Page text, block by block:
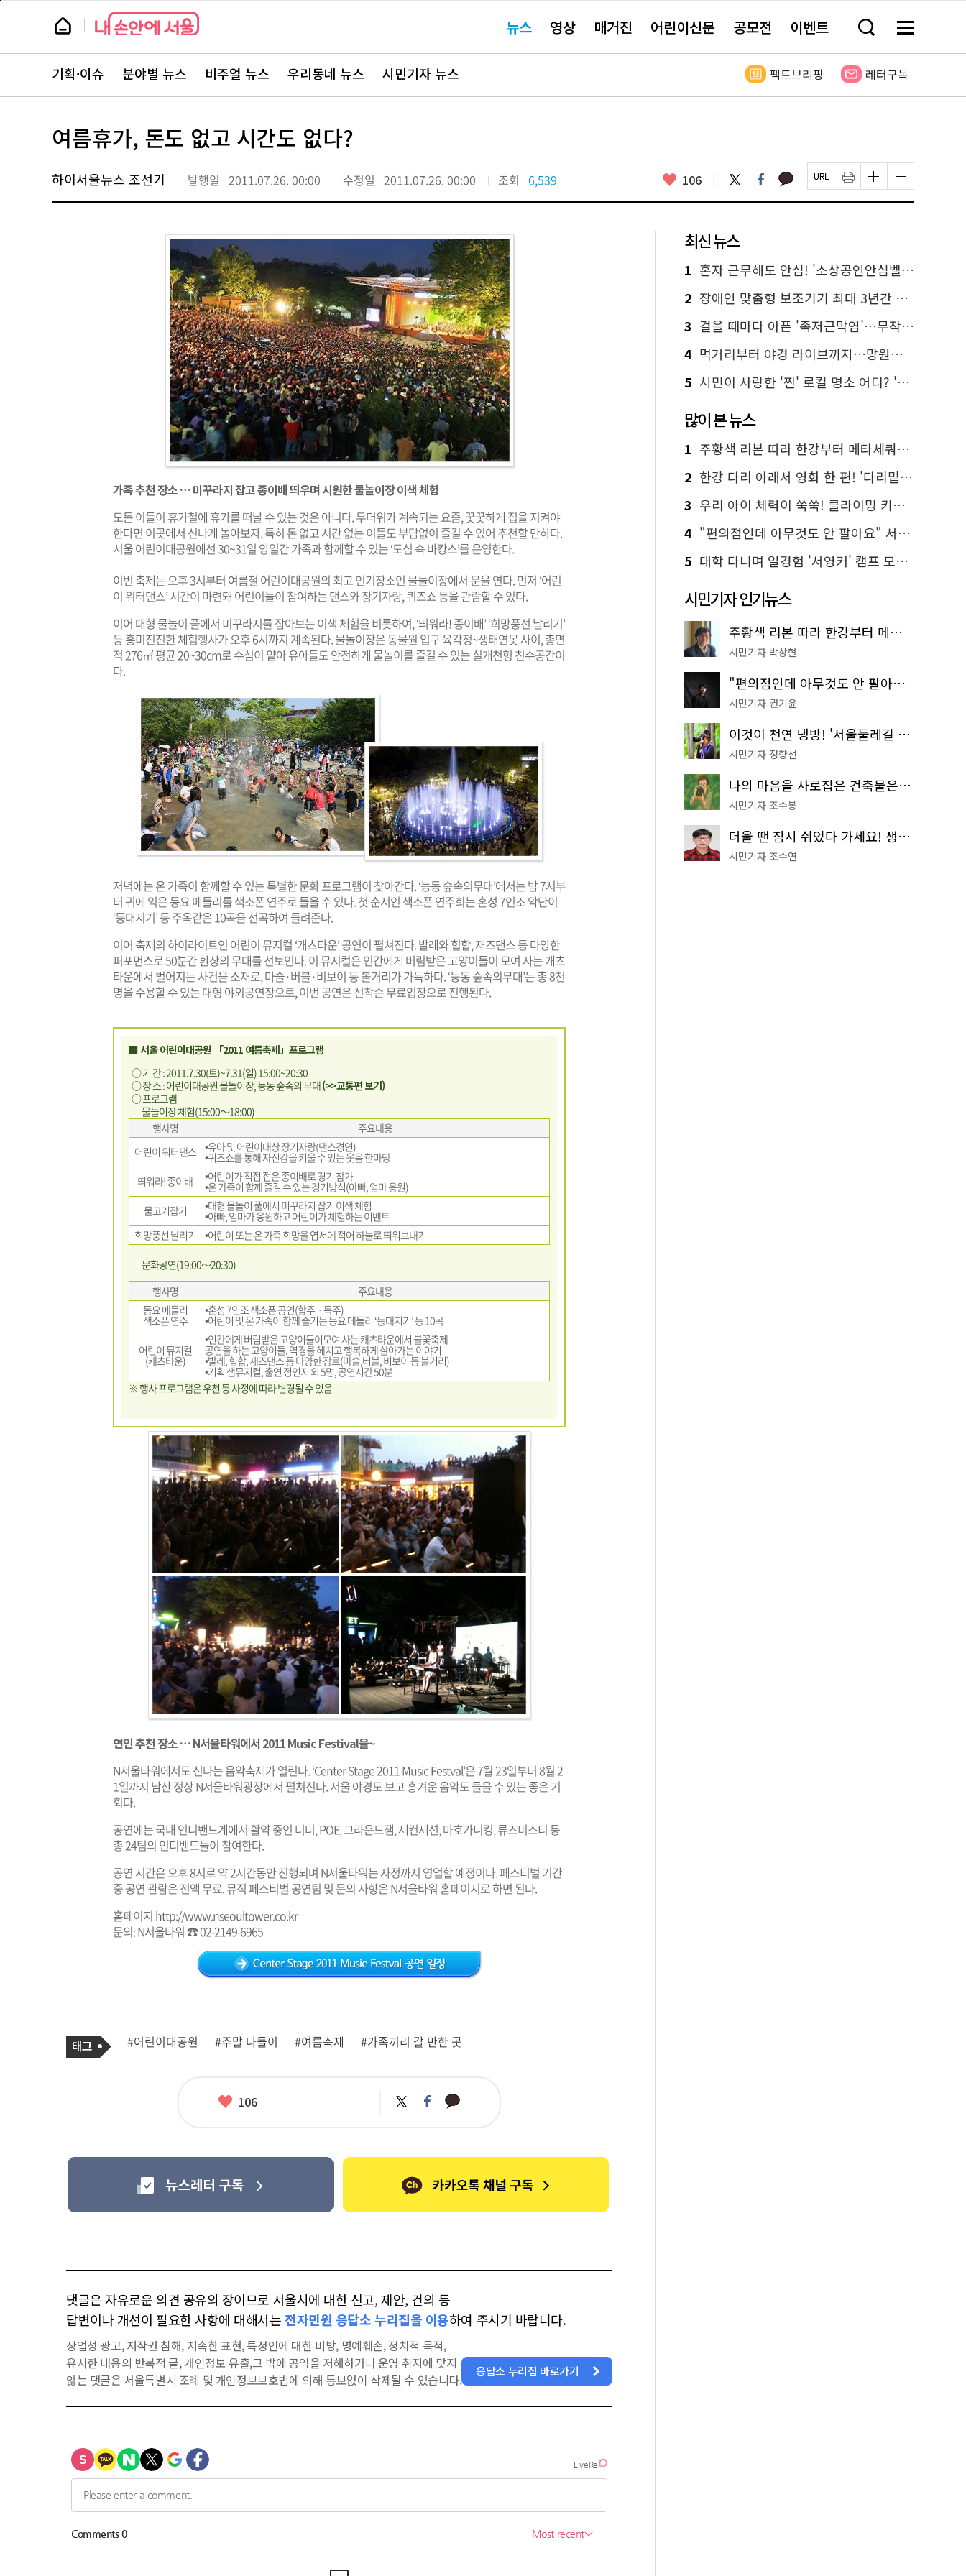
본
뉴
스 요뉴스 영상 매거진 어린이신문 공모전 이벤트 검
창
기
메
전
보
뉴
스
주
서
바
로
기획·이슈 분야별 뉴스 비주얼 뉴스 우리동네 뉴스 시민기자 뉴스 팩트브리핑 레터구독
여름휴가, 돈도 없고 시간도 없다?
하이서울뉴스 조선기 발행일 2011.07.26. 00:00 수정일 2011.07.26. 00:00 조회 6,539 좋
요
106 트
위
터
페
이
스
카
카 페
이
지
인
쇄
하
글
자
크
하
기
글
자
크
하
기
가족 추천 장소 … 미꾸라지 잡고 종이배 띄우며 시원한 물놀이장 이색 체험
모든 이들이 휴가철에 휴가를 떠날 수 있는 것은 아니다. 무더위가 계속되는 요즘, 꿋꿋하게 집을 지켜야
한다면 이곳에서 신나게 놀아보자. 특히 돈 없고 시간 없는 이들도 부담없이 즐길 수 있어 추천할 만하다.
서울 어린이대공원에선 30~31일 양일간 가족과 함께할 수 있는 ‘도심 속 바캉스’를 운영한다.
이번 축제는 오후 3시부터 여름철 어린이대공원의 최고 인기장소인 물놀이장에서 문을 연다. 먼저 ‘어린
이 워터댄스’ 시간이 마련돼 어린이들이 참여하는 댄스와 장기자랑, 퀴즈쇼 등을 관람할 수 있다.
이어 대형 물놀이 풀에서 미꾸라지를 잡아보는 이색 체험을 비롯하여, ‘띄워라! 종이배’ ‘희망풍선 날리기’
등 흥미진진한 체험행사가 오후 6시까지 계속된다. 물놀이장은 동물원 입구 육각정~생태연못 사이, 총면
적 276㎡ 평균 20~30cm로 수심이 얕아 유아들도 안전하게 물놀이를 즐길 수 있는 실개천형 친수공간이
다.
저녁에는 온 가족이 함께할 수 있는 특별한 문화 프로그램이 찾아간다. ‘능동 숲속의무대’에서는 밤 7시부
터 귀에 익은 동요 메들리를 색소폰 연주로 들을 수 있다. 첫 순서인 색소폰 연주회는 혼성 7인조 악단이
‘등대지기’ 등 주옥같은 10곡을 선곡하여 들려준다.
이어 축제의 하이라이트인 어린이 뮤지컬 ‘캐츠타운’ 공연이 펼쳐진다. 발레와 힙합, 재즈댄스 등 다양한
퍼포먼스로 50분간 환상의 무대를 선보인다. 이 뮤지컬은 인간에게 버림받은 고양이들이 모여 사는 캐츠
타운에서 벌어지는 사건을 소재로, 마술·버블·비보이 등 볼거리가 가득하다. ‘능동 숲속의무대’는 총 8천
명을 수용할 수 있는 대형 야외공연장으로, 이번 공연은 선착순 무료입장으로 진행된다.
■ 서울 어린이대공원 「2011 여름축제」프로그램
○ 기 간 : 2011.7.30(토)~7.31(일) 15:00~20:30
○ 장 소 : 어린이대공원 물놀이장, 능동 숲속의 무대(>>교통편 보기)
○ 프로그램
- 물놀이장 체험(15:00～18:00)
행사명
주요내용
어린이 워터댄스
•유아 및 어린이대상 장기자랑(댄스경연)
•퀴즈쇼를 통해 자신감을 키울 수 있는 웃음 한마당
띄워라! 종이배
•어린이가 직접 접은 종이배로 경기 참가
•온 가족이 함께 즐길 수 있는 경기방식(아빠, 엄마 응원)
물고기잡기
•대형 물놀이 풀에서 미꾸라지 잡기 이색 체험
•아빠, 엄마가 응원하고 어린이가 체험하는 이벤트
희망풍선 날리기
•어린이 또는 온 가족 희망을 엽서에 적어 하늘로 띄워보내기
- 문화공연(19:00～20:30)
행사명
주요내용
동요 메들리
색소폰 연주
•혼성 7인조 색소폰 공연(합주ㆍ독주)
•어린이 및 온 가족이 함께 즐기는 동요 메들리 ‘등대지기’ 등 10곡
어린이 뮤지컬
(캐츠타운)
•인간에게 버림받은 고양이들이모여 사는 캐츠타운에서 불꽃축제
공연을 하는 고양이들. 역경을 헤치고 행복하게 살아가는 이야기
•발레, 힙합, 재즈댄스 등 다양한 장르(마술,버블, 비보이 등 볼거리)
•기획 샘뮤지컬, 출연 정인지 외 5명, 공연시간 50분
※ 행사 프로그램은 우천 등 사정에 따라 변경될 수 있음
연인 추천 장소 … N서울타워에서 2011 Music Festival을~
N서울타워에서도 신나는 음악축제가 열린다. ‘Center Stage 2011 Music Festval’은 7월 23일부터 8월 2
1일까지 남산 정상 N서울타워광장에서 펼쳐진다. 서울 야경도 보고 흥겨운 음악도 들을 수 있는 좋은 기
회다.
공연에는 국내 인디밴드계에서 활약 중인 더더, POE, 그라운드잼, 세컨세션, 마호가니킹, 류즈미스티 등
총 24팀의 인디밴드들이 참여한다.
공연 시간은 오후 8시로 약 2시간동안 진행되며 N서울타워는 자정까지 영업할 예정이다. 페스티벌 기간
중 공연 관람은 전액 무료. 뮤직 페스티벌 공연팀 및 문의 사항은 N서울타워 홈페이지로 하면 된다.
홈페이지 http://www.nseoultower.co.kr
문의: N서울타워 ☎ 02-2149-6965
사
태
그
#어린이대공원 #주말 나들이 #여름축제 #가족끼리 갈 만한 곳
좋
106 트
위
페
이
카
카
댓글은 자유로운 의견 공유의 장이므로 서울시에 대한 신고, 제안, 건의 등
답변이나 개선이 필요한 사항에 대해서는 전자민원 응답소 누리집을 이용하여 주시기 바랍니다.
상업성 광고, 저작권 침해, 저속한 표현, 특정인에 대한 비방, 명예훼손, 정치적 목적,
유사한 내용의 반복적 글, 개인정보 유출,그 밖에 공익을 저해하거나 운영 취지에 맞지
않는 댓글은 서울특별시 조례 및 개인정보보호법에 의해 통보없이 삭제될 수 있습니다.
응답소 누리집 바로가기
최신 뉴스
1 혼자 근무해도 안심! '소상공인안심벨' 신청하세요
2 장애인 맞춤형 보조기기 최대 3년간 무상 대여…삶의 질 높인다
3 걸을 때마다 아픈 '족저근막염'…무작정 참지 말고 '이것' 해보세요!
4 먹거리부터 야경 라이브까지…망원한강공원 알짜 코스
5 시민이 사랑한 '찐' 로컬 명소 어디? '서울에디션25' 추천 코스
많이 본 뉴스
1 주황색 리본 따라 한강부터 메타세쿼이아 숲길까지…서울둘레길 15코스
2 한강 다리 아래서 영화 한 편! '다리밑 영화관' 무료 상영
3 우리 아이 체력이 쑥쑥! 클라이밍 키즈카페·어린이 체력장
4 "편의점인데 아무것도 안 팔아요" 서울에서 가장 특별한 편의점의 정체
5 대학 다니며 일경험 '서영커' 캠프 모집…전액 무료
시민기자 인기뉴스
주황색 리본 따라 한강부터 메타세쿼이아 숲길까지…서울둘레길 15코스
시민기자 박상현
"편의점인데 아무것도 안 팔아요" 서울에서 가장 특별한 편의점의 정체
시민기자 권기윤
이것이 천연 냉방! '서울둘레길 9코스'로 숲속 피서 떠나볼까
시민기자 정향선
나의 마음을 사로잡은 건축물은? '서울시 건축상' 수상작 공개!
시민기자 조수봉
더울 땐 잠시 쉬었다 가세요! 생수 냉장고부터 해피소·무더위쉼터까지
시민기자 조수연
페